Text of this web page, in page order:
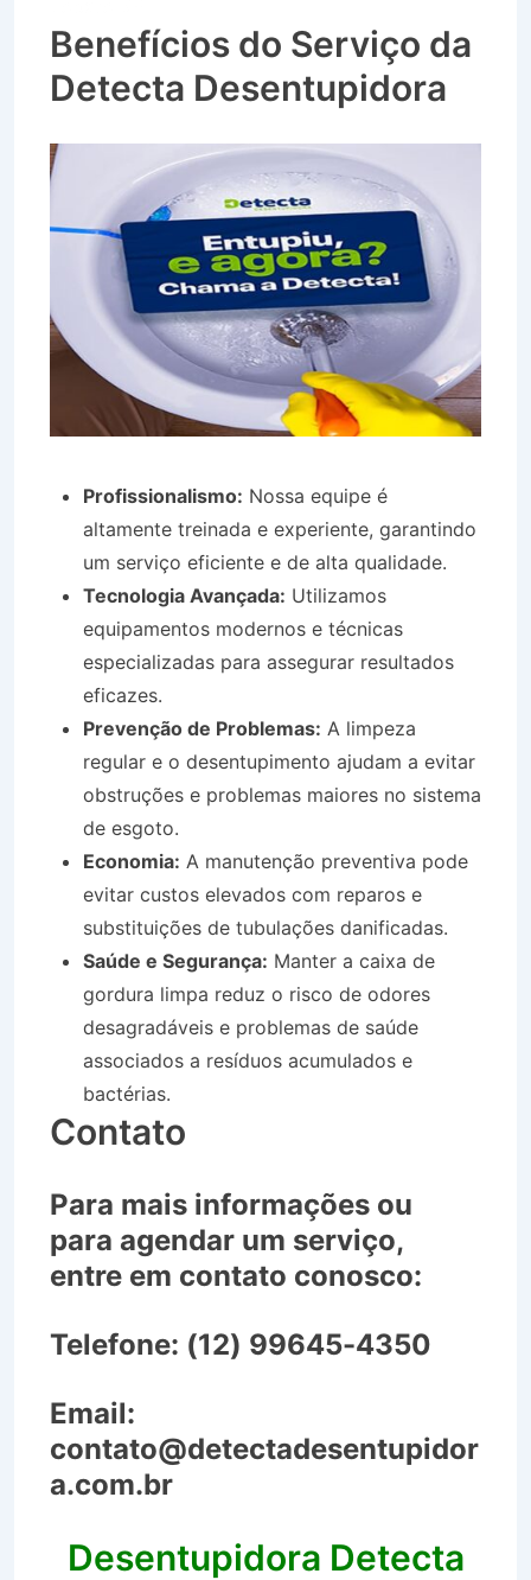
Benefícios do Serviço da
Detecta Desentupidora
Profissionalismo: Nossa equipe é
altamente treinada e experiente, garantindo
um serviço eficiente e de alta qualidade.
Tecnologia Avançada: Utilizamos
equipamentos modernos e técnicas
especializadas para assegurar resultados
eficazes.
Prevenção de Problemas: A limpeza
regular e o desentupimento ajudam a evitar
obstruções e problemas maiores no sistema
de esgoto.
Economia: A manutenção preventiva pode
evitar custos elevados com reparos e
substituições de tubulações danificadas.
Saúde e Segurança: Manter a caixa de
gordura limpa reduz o risco de odores
desagradáveis e problemas de saúde
associados a resíduos acumulados e
bactérias.
Contato
Para mais informações ou
para agendar um serviço,
entre em contato conosco:
Telefone: (12) 99645-4350
Email:
contato@detectadesentupidor
a.com.br
Desentupidora Detecta